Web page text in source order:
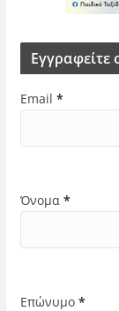
Εγγραφείτε
Email *
Όνομα *
Επώνυμο *